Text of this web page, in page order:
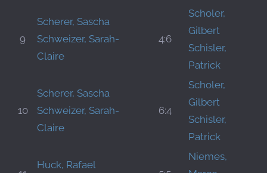
9
Scherer, Sascha
Schweizer, Sarah-
Claire
4:6
Scholer,
Gilbert
Schisler,
Patrick
10
Scherer, Sascha
Schweizer, Sarah-
Claire
6:4
Scholer,
Gilbert
Schisler,
Patrick
Huck, Rafael
Niemes,